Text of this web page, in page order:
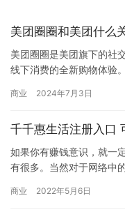
美团圈圈和美团什么
美团圈圈是美团旗下的社
线下消费的全新购物体验
用户提…
商业 2024年7月3日
千千惠生活注册入口
如果你有赚钱意识，就一
有很多。当然对于网络中
介绍一…
商业 2022年5月6日